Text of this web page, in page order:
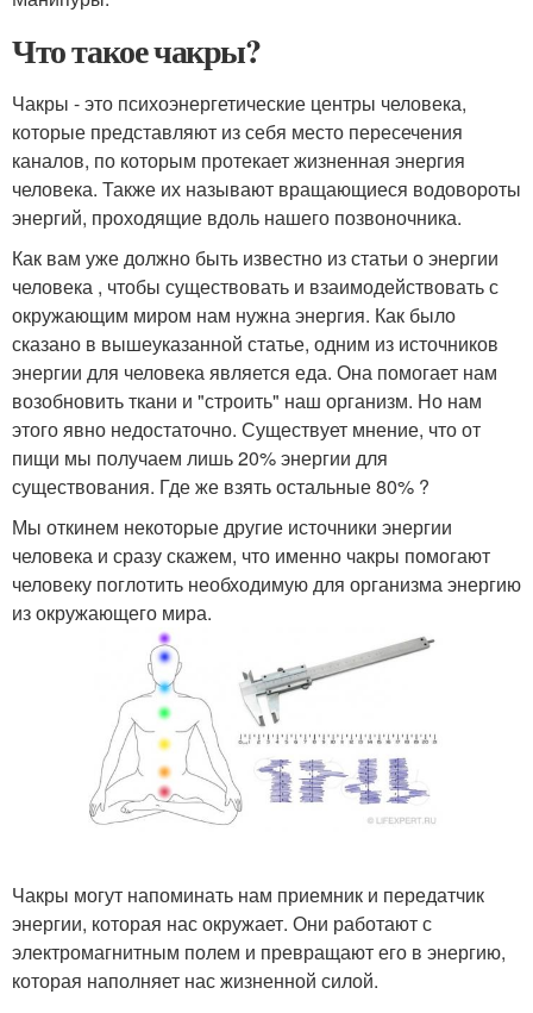
Что такое чакры?
Чакры - это психоэнергетические центры человека,
которые представляют из себя место пересечения
каналов, по которым протекает жизненная энергия
человека. Также их называют вращающиеся водовороты
энергий, проходящие вдоль нашего позвоночника.
Как вам уже должно быть известно из статьи о энергии
человека , чтобы существовать и взаимодействовать с
окружающим миром нам нужна энергия. Как было
сказано в вышеуказанной статье, одним из источников
энергии для человека является еда. Она помогает нам
возобновить ткани и "строить" наш организм. Но нам
этого явно недостаточно. Существует мнение, что от
пищи мы получаем лишь 20% энергии для
существования. Где же взять остальные 80% ?
Мы откинем некоторые другие источники энергии
человека и сразу скажем, что именно чакры помогают
человеку поглотить необходимую для организма энергию
из окружающего мира.
Чакры могут напоминать нам приемник и передатчик
энергии, которая нас окружает. Они работают с
электромагнитным полем и превращают его в энергию,
которая наполняет нас жизненной силой.